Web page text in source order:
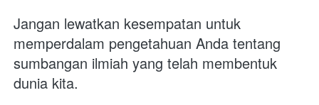
Jangan lewatkan kesempatan untuk
memperdalam pengetahuan Anda tentang
sumbangan ilmiah yang telah membentuk
dunia kita.